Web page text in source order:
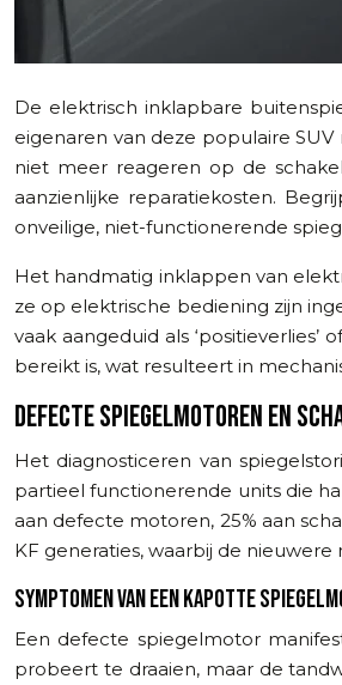
De elektrisch inklapbare
eigenaren van deze populaire
niet meer reageren op de
aanzienlijke reparatiekosten.
onveilige, niet-functionerende
Het handmatig inklappen van
ze op elektrische bediening zijn
vaak aangeduid als
bereikt is, wat resulteert in
DEFECTE SPIEGELMOTOREN EN
Het diagnosticeren van
partieel functionerende units die
aan defecte motoren, 25% aan
KF generaties, waarbij de
SYMPTOMEN VAN EEN KAPOTTE
Een defecte spiegelmotor
probeert te draaien, maar de